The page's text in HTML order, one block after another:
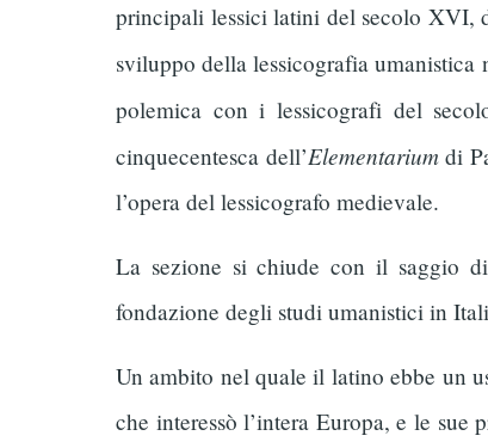
principali lessici latini del secolo XVI,
sviluppo della lessicografia
polemica con i lessicografi del
cinquecentesca dell’Elementariumdi
l’opera del lessicografo medievale.
La sezione si chiude con il saggio
fondazione degli studi umanistici in
Un ambito nel quale il latino ebbe un
che interessò l’intera Europa, e le